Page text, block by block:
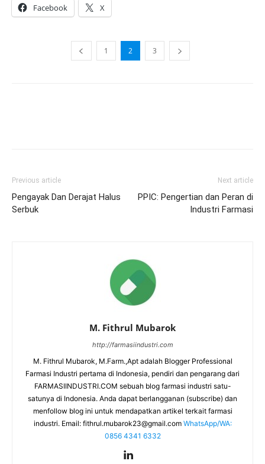
Facebook X
1 2 3
Previous article
Pengayak Dan Derajat Halus
Serbuk
Next article
PPIC: Pengertian dan Peran di
Industri Farmasi
M. Fithrul Mubarok
http://farmasiindustri.com
M. Fithrul Mubarok, M.Farm.,Apt adalah Blogger Professional
Farmasi Industri pertama di Indonesia, pendiri dan pengarang dari
FARMASIINDUSTRI.COM sebuah blog farmasi industri satu-
satunya di Indonesia. Anda dapat berlangganan (subscribe) dan
menfollow blog ini untuk mendapatkan artikel terkait farmasi
industri. Email: fithrul.mubarok23@gmail.com WhatsApp/WA:
0856 4341 6332